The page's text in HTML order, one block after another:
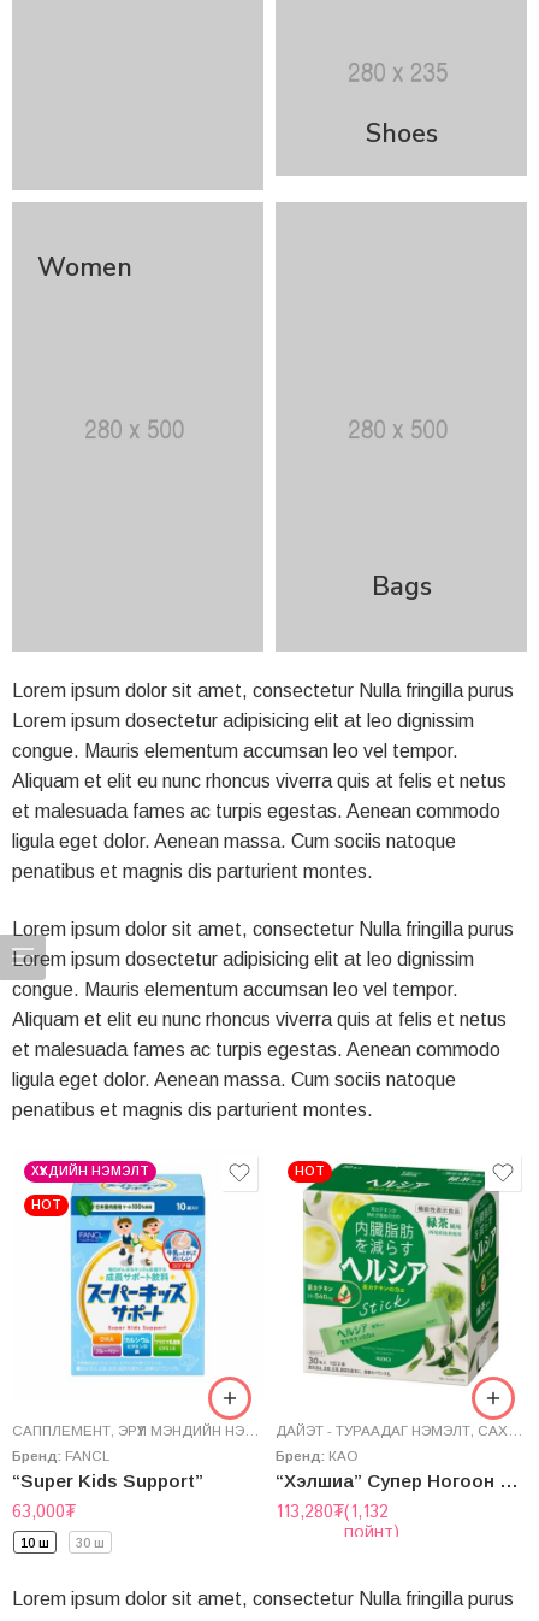
Shoes
Women
Bags
Lorem ipsum dolor sit amet, consectetur Nulla fringilla purus
Lorem ipsum dosectetur adipisicing elit at leo dignissim
congue. Mauris elementum accumsan leo vel tempor.
Aliquam et elit eu nunc rhoncus viverra quis at felis et netus
et malesuada fames ac turpis egestas. Aenean commodo
ligula eget dolor. Aenean massa. Cum sociis natoque
penatibus et magnis dis parturient montes.
Lorem ipsum dolor sit amet, consectetur Nulla fringilla purus
Lorem ipsum dosectetur adipisicing elit at leo dignissim
congue. Mauris elementum accumsan leo vel tempor.
Aliquam et elit eu nunc rhoncus viverra quis at felis et netus
et malesuada fames ac turpis egestas. Aenean commodo
ligula eget dolor. Aenean massa. Cum sociis natoque
penatibus et magnis dis parturient montes.
ХҮҮХДИЙН НЭМЭЛТ
HOT
САППЛЕМЕНТ ЭРҮҮЛ МЭНДИЙН НЭМЭЛТ
Бренд: FANCL
“Super Kids Support”
63,000₮
10 ш 30 ш
HOT
ДАЙЭТ - ТУРААДАГ НЭМЭЛТ САХАР БУУЛГАГЧ
Бренд: КАО
“Хэлшиа” Супер Ногоон Цай
113,280₮(1,132
пойнт)
Lorem ipsum dolor sit amet, consectetur Nulla fringilla purus